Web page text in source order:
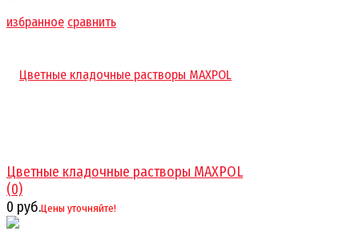
избранное сравнить
Цветные кладочные растворы MAXPOL
(0)
0 руб.Цены уточняйте!